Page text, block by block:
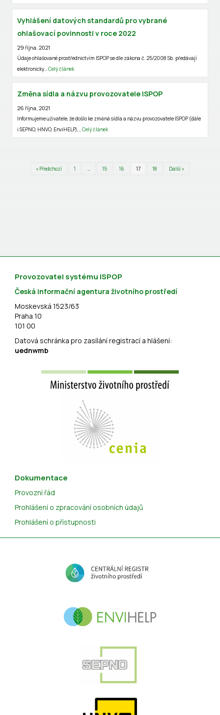
Vyhlášení datových standardů pro vybrané
ohlašovací povinnosti v roce 2022
29 října, 2021
Údaje ohlašované prostřednictvím ISPOP se dle zákona č. 25/2008 Sb. předávají
elektronicky…Celý článek
Změna sídla a názvu provozovatele ISPOP
26 října, 2021
Informujeme uživatele, že došlo ke změně sídla a názvu provozovatele ISPOP (dále
i SEPNO, HNVO, EnviHELP),…Celý článek
« Předchozí 1 … 15 16 17 18 Další »
Provozovatel systému ISPOP
Česká informační agentura životního prostředí
Moskevská 1523/63
Praha 10
101 00
Datová schránka pro zasílání registrací a hlášení:
uednwmb
Dokumentace
Provozní řád
Prohlášení o zpracování osobních údajů
Prohlášení o přístupnosti